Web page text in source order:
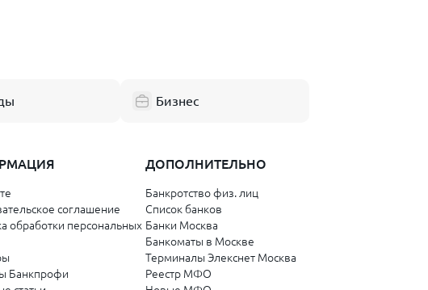
Бизнес
соглашение
обработки персональных
Банкпрофи
ДОПОЛНИТЕЛЬНО
Банкротство физ. лиц
Список банков
Банки Москва
Банкоматы в Москве
Терминалы Элекснет Москва
Реестр МФО